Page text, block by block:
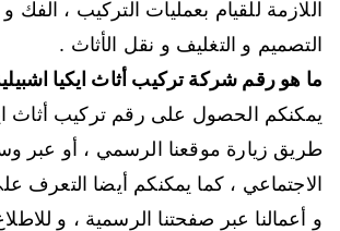
اللازمة للقيام بعمليات التركيب ، الفك
التصميم و التغليف و نقل الأثاث .
ما هو رقم شركة تركيب أثاث ايكيا
يمكنكم الحصول على رقم تركيب أثاث
طريق زيارة موقعنا الرسمي ، أو عبر
الاجتماعي ، كما يمكنكم أيضا التعرف
و أعمالنا عبر صفحتنا الرسمية ، و